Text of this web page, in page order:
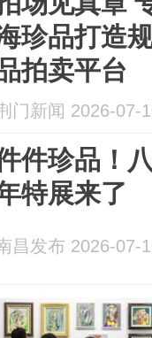
珍品打造
拍卖平台
门新闻 2026-07-
件珍品！
特展来了
昌发布 2026-07-